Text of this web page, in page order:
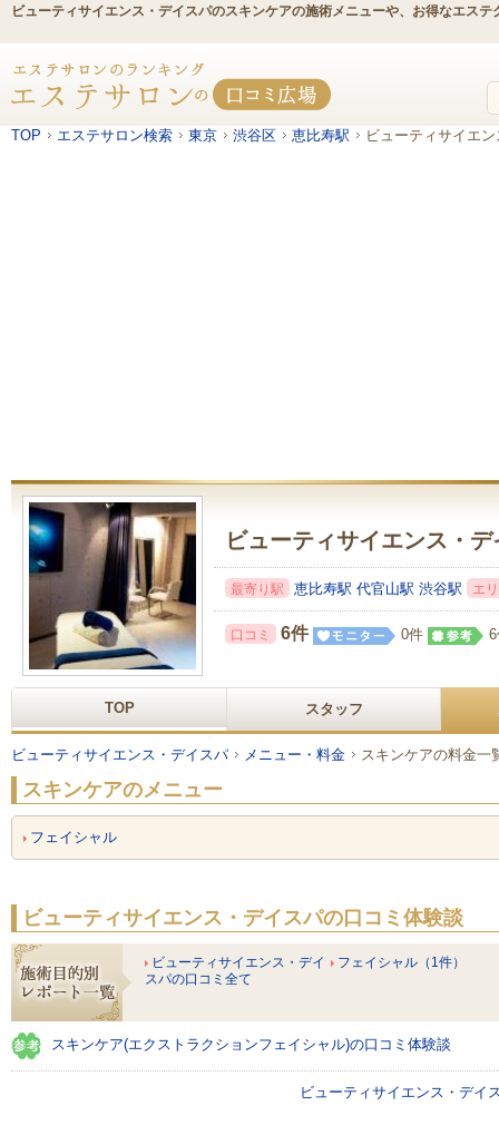
ビューティサイエンス・デイスパのスキンケアの施術メニューや、お得なエス
TOP エステサロン検索 東京 渋谷区 恵比寿駅 ビューティサイエ
ビューティサイエンス・デ
最寄り駅 恵比寿駅 代官山駅 渋谷駅 エ
口コミ 6件 0件
TOP スタッフ
ビューティサイエンス・デイスパ メニュー・料金 スキンケアの料金一
スキンケアのメニュー
フェイシャル
ビューティサイエンス・デイスパの口コミ体験談
ビューティサイエンス・デイ
スパの口コミ全て
フェイシャル（1件）
スキンケア(エクストラクションフェイシャル)の口コミ体験談
ビューティサイエンス・デイ